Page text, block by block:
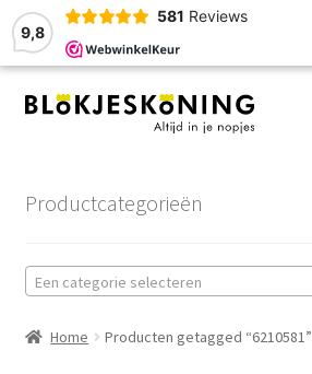
9,8
581 Reviews
Ga
Ga
Winkelmand
Afrekenen
Productcategorieën
Een categorie selecteren
Home Producten getagged “6210581”